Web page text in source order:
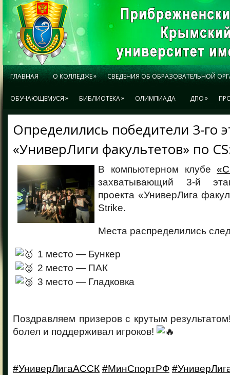
ГЛАВНАЯ О КОЛЛЕДЖЕ» СВЕДЕНИЯ ОБ ОБРАЗОВАТЕЛЬНОЙ
ОБУЧАЮЩЕМУСЯ» БИБЛИОТЕКА» ОЛИМПИАДА ДПО»
Определились победители 3-го
«УниверЛиги факультетов» по
В компьютерном клубе
захватывающий 3-й
проекта «УниверЛига
Strike.
Места распределились
1 место — Бункер
2 место — ПАК
3 место — Гладковка
Поздравляем призеров с крутым
болел и поддерживал игроков!
#УниверЛигаАССК #МинСпортРФ